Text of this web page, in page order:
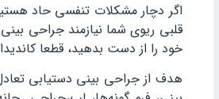
اگر دچار مشکلات تنفسی حاد
قلبی ریوی شما نیازمند جراحی
خود را از دست بدهید، قطعا
هدف از جراحی بینی دستیابی